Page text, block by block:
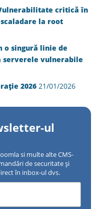
Vulnerabilitate critică în
la root
o singură linie de
serverele vulnerabile
2026 21/01/2026
ul
si multe alte CMS-
de securitate și
în inbox-ul dvs.